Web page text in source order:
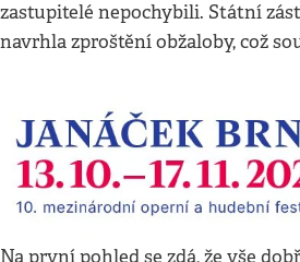
zastupitelé nepochybili. Státní
navrhla zproštění obžaloby, což
Na první pohled se zdá, že vše